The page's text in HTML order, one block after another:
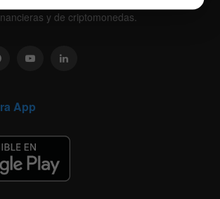
y de criptomonedas.
App